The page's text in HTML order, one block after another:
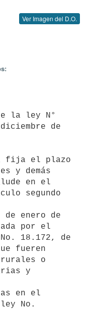
Ver Imagen del D.O.
la ley N°
de
fija el plazo
y demás
en el
segundo
enero de
por el
18.172, de
fueren
o
y
en el
No.